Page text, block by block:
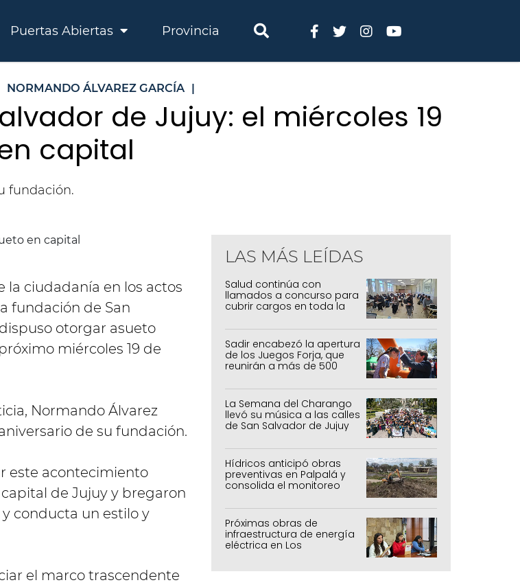
Puertas Abiertas Provincia
NORMANDO ÁLVAREZ GARCÍA |
de Jujuy: el miércoles 19
capital
fundación.
ciudadanía en los actos
fundación de San
otorgar asueto
miércoles 19 de
Normando Álvarez
de su fundación.
este acontecimiento
de Jujuy y bregaron
conducta un estilo y
el marco trascendente
LAS MÁS LEÍDAS
Salud continúa con
llamados a concurso para
cubrir cargos en toda la
Sadir encabezó la apertura
de los Juegos Forja, que
reunirán a más de 500
La Semana del Charango
llevó su música a las calles
de San Salvador de Jujuy
Hídricos anticipó obras
preventivas en Palpalá y
consolida el monitoreo
Próximas obras de
infraestructura de energía
eléctrica en Los